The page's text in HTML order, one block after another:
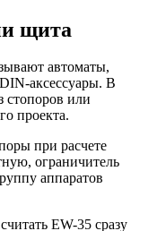
щита
автоматы,
аксессуары. В
стопоров или
проекта.
при расчете
ограничитель
аппаратов
EW-35 сразу